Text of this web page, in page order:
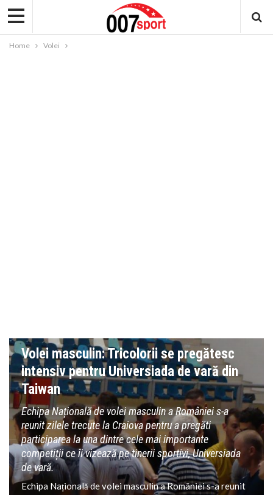
Home Volei
Volei masculin: Tricolorii se pregătesc
intensiv pentru Universiada de vară din
Taiwan
Echipa Națională de volei masculin a României s-a
reunit zilele trecute la Craiova pentru a pregăti
participarea la una dintre cele mai importante
competiții ce îi vizează pe tinerii sportivi, Universiada
de vară.
Echipa Națională de volei masculin a României s-a reunit